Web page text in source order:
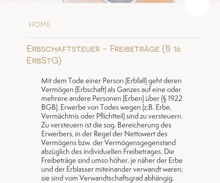
HOME
Erbschaftsteuer - Freibeträge (§ 16
ErbStG)
Mit dem Tode einer Person (Erbfall) geht deren
Vermögen (Erbschaft) als Ganzes auf eine oder
mehrere andere Personen (Erben) über (§ 1922
BGB). Erwerbe von Todes wegen (z.B. Erbe,
Vermächtnis oder Pflichtteil) sind zu versteuern.
Zu versteuern ist die sog. Bereicherung des
Erwerbers, in der Regel der Nettowert des
Vermögens bzw. der Vermögensgegenstand
abzüglich des individuellen Freibetrages. Die
Freibeträge sind umso höher, je näher der Erbe
und der Erblasser miteinander verwandt waren;
sie sind vom Verwandtschaftsgrad abhängig.